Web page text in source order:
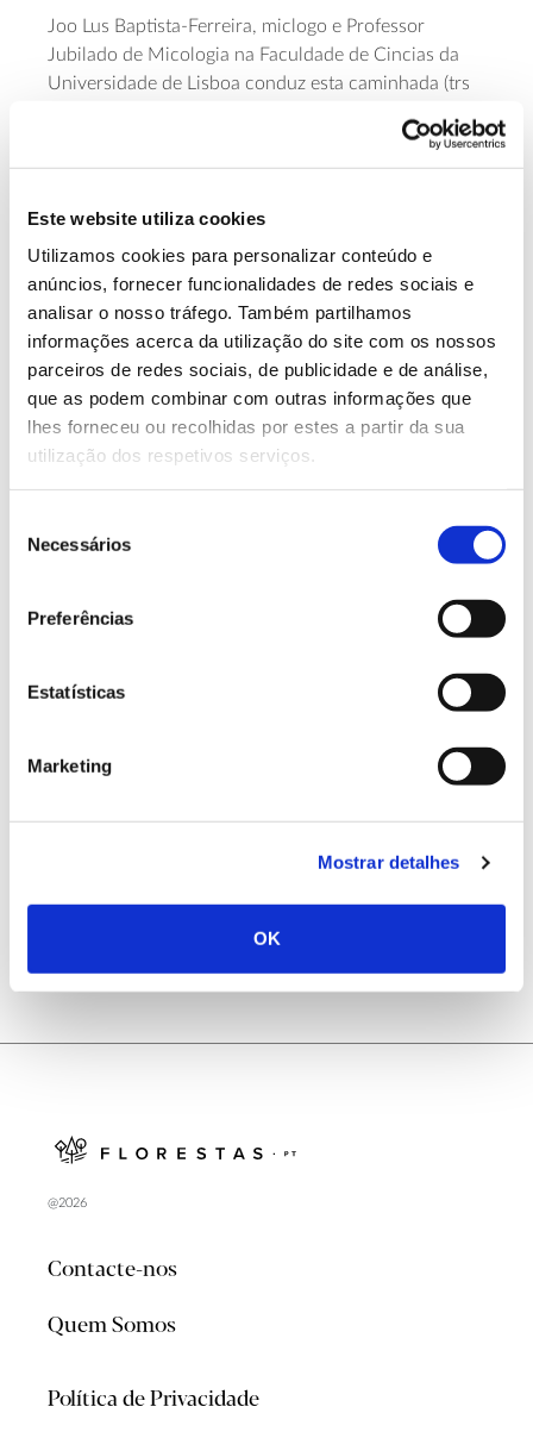
Este website utiliza cookies
Utilizamos cookies para personalizar conteúdo e
anúncios, fornecer funcionalidades de redes sociais e
analisar o nosso tráfego. Também partilhamos
informações acerca da utilização do site com os nossos
parceiros de redes sociais, de publicidade e de análise,
que as podem combinar com outras informações que
lhes forneceu ou recolhidas por estes a partir da sua
utilização dos respetivos serviços.
Necessários
Preferências
Estatísticas
Marketing
Mostrar detalhes
OK
Joo Lus Baptista-Ferreira, miclogo e Professor
Jubilado de Micologia na Faculdade de Cincias da
Universidade de Lisboa conduz esta caminhada (trs
diversidade e do papel central que desempenham
nos ecossistemas. O ponto de encontro est marcado
participao tem um valor de 18 a 20 euros.
Saiba mais
13.07.2026
Genoma do priolo e de outras espécies em risco:
conhecer para conservar
Registar galhas de Trichi em acácia-das-espigas:
25.06.2026
Natureza e florestas procuram jovens voluntários
@2026
Contacte-nos
Quem Somos
Política de Privacidade